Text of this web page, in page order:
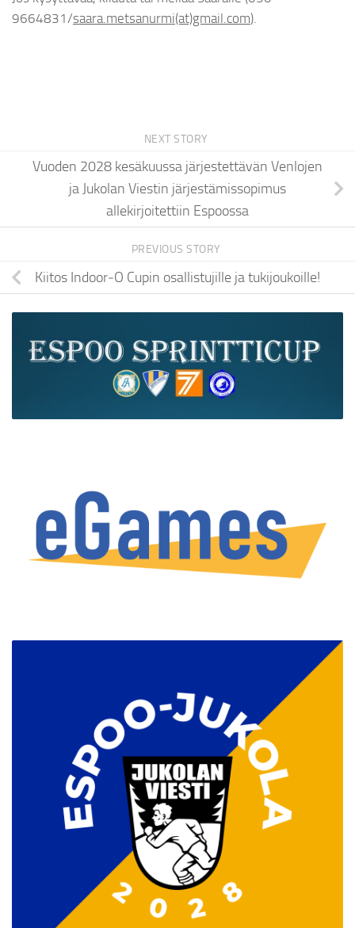
9664831/saara.metsanurmi(at)gmail.com).
NEXT STORY
Vuoden 2028 kesäkuussa järjestettävän Venlojen
ja Jukolan Viestin järjestämissopimus
allekirjoitettiin Espoossa
PREVIOUS STORY
Kiitos Indoor‑O Cupin osallistujille ja tukijoukoille!